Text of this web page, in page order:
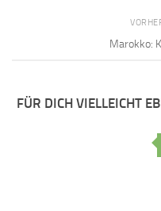
Marokko:
FÜR DICH VIELLEICHT